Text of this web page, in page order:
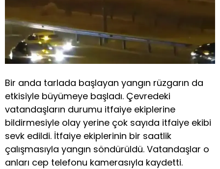
Bir anda tarlada başlayan yangın rüzgarın da
etkisiyle büyümeye başladı. Çevredeki
vatandaşların durumu itfaiye ekiplerine
bildirmesiyle olay yerine çok sayıda itfaiye ekibi
sevk edildi. İtfaiye ekiplerinin bir saatlik
çalışmasıyla yangın söndürüldü. Vatandaşlar o
anları cep telefonu kamerasıyla kaydetti.